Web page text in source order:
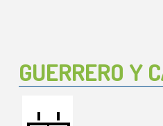
GUERRERO Y